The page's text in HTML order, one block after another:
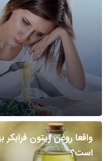
واقعا روغن زیتون فرابکر
است؟